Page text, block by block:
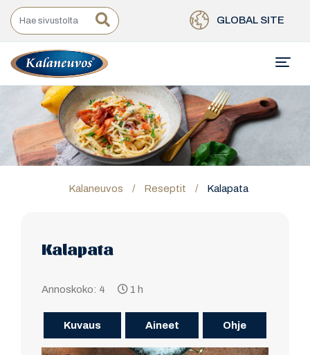
GLOBAL SITE
Kalaneuvos / Reseptit / Kalapata
Kalapata
Annoskoko: 4 1 h
Kuvaus Aineet Ohje